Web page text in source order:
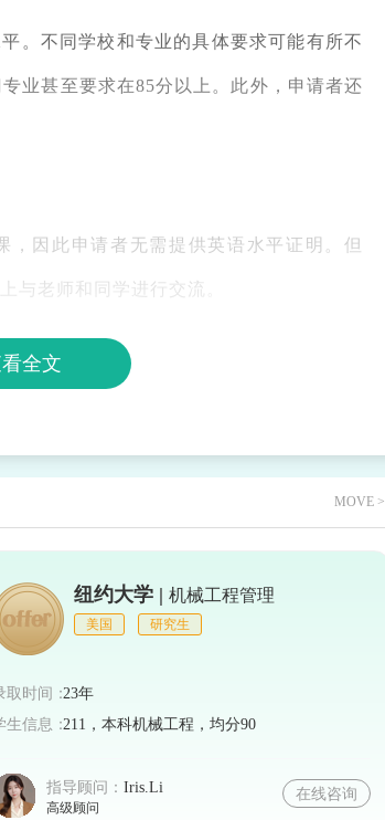
。不同学校和专业的具体要求可能有所不
业甚至要求在85分以上。此外，申请者还
，因此申请者无需提供英语水平证明。但
与老师和同学进行交流。
者需要具备一定的英语水平。通常要求托
600分以上或同等水平。具体分数要求因
，包括个人的基本信息、教育背景、实习
势，以便给招生官留下深刻印象。
信，一般由本科阶段的导师或实习单位的
术表现，对申请者的录取结果有一定影
内容应包括个人的成长经历、学术兴趣、
全文
MOVE >
纽约大学 | 机械工程管理
美国 研究生
取时间：23年
生信息：211，本科机械工程，均分90
指导顾问： Iris.Li
高级顾问
在线咨询